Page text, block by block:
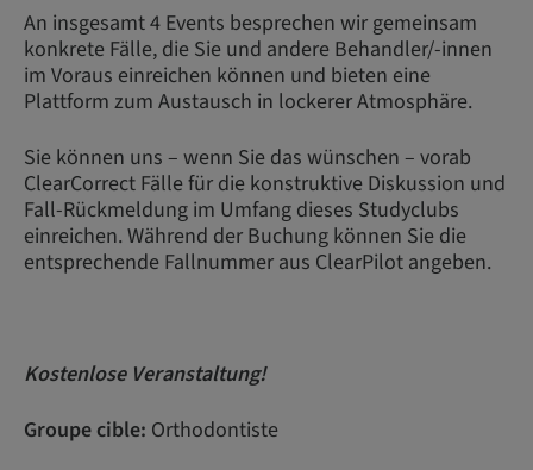
An insgesamt 4 Events besprechen wir gemeinsam
konkrete Fälle, die Sie und andere Behandler/-innen
im Voraus einreichen können und bieten eine
Plattform zum Austausch in lockerer Atmosphäre.
Sie können uns – wenn Sie das wünschen – vorab
ClearCorrect Fälle für die konstruktive Diskussion und
Fall-Rückmeldung im Umfang dieses Studyclubs
einreichen. Während der Buchung können Sie die
entsprechende Fallnummer aus ClearPilot angeben.
Kostenlose Veranstaltung!
Groupe cible: Orthodontiste